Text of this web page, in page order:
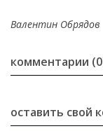
Валентин Обрядов
комментарии
оставить свой